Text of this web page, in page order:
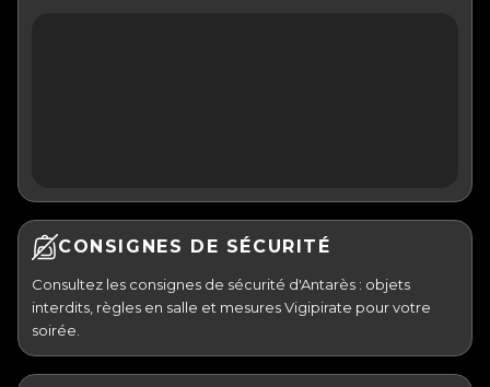
CONSIGNES DE SÉCURITÉ
Consultez les consignes de sécurité d'Antarès : objets
interdits, règles en salle et mesures Vigipirate pour votre
soirée.